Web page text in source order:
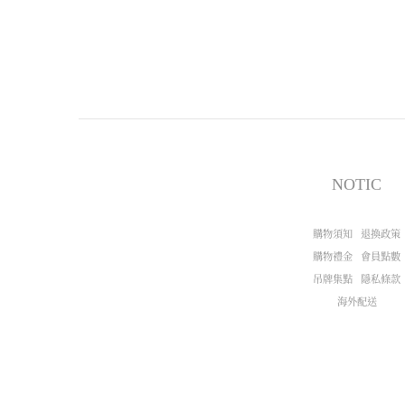
NOTIC
購物須知 退換政策
購物禮金 會員點數
吊牌集點 隱私條款
海外配送